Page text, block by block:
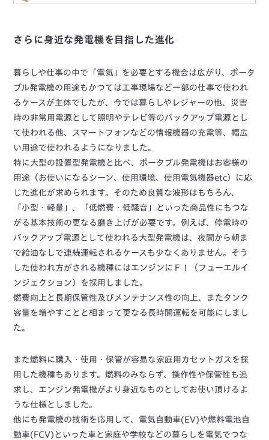
さらに身近な発電機を目指した進化
暮らしや仕事の中で「電気」を必要とする機会は広がり、ポータ
ブル発電機の用途もかつては工事現場など一部の仕事で使われ
るケースが主体でしたが、今では暮らしやレジャーの他、災害
時の非常用電源として照明やテレビ等のバックアップ電源とし
て使われる他、スマートフォンなどの情報機器の充電等、幅広
い用途で使われるようになりました。
特に大型の設置型発電機と比べ、ポータブル発電機はお客様の
用途（お使いになるシーン、使用環境、使用電気機器etc）に応
じた進化が求められます。そのため良質な波形はもちろん、
「小型・軽量」、「低燃費・低騒音」といった商品性にもつな
がる基本技術の更なる磨き上げが必要です。例えば、停電時の
バックアップ電源として使われる大型発電機は、夜間から朝ま
で給油なしで連続運転されるケースも少なくありません。そう
した使われ方がされる機種にはエンジンにＦＩ（フューエルイ
ンジェクション）を採用しました。
燃費向上と長期保管性及びメンテナンス性の向上、またタンク
容量を増やすことと相まって更なる長時間運転を可能にしまし
た。
また燃料に購入・使用・保管が容易な家庭用カセットガスを採
用した機種もあります。燃料のみならず、操作性や保管性も追
求し、エンジン発電機がより身近なものとしてお使い頂けるよ
うな仕様としました。
他にも発電機の技術を応用して、電気自動車(EV)や燃料電池自
動車(FCV)といった車と家庭や学校などの暮らしを電気でつな